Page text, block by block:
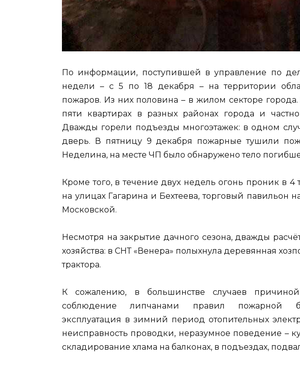
По информации, поступившей в управление по
недели – с 5 по 18 декабря – на территории
пожаров. Из них половина – в жилом секторе
пяти квартирах в разных районах города и
Дважды горели подъезды многоэтажек: в одном
дверь. В пятницу 9 декабря пожарные тушили
Неделина, на месте ЧП было обнаружено тело
Кроме того, в течение двух недель огонь проник в 4
на улицах Гагарина и Бехтеева, торговый
Московской.
Несмотря на закрытие дачного сезона, дважды
хозяйства: в СНТ «Венера» полыхнула деревянная
трактора.
К сожалению, в большинстве случаев
соблюдение липчанами правил пожарной
эксплуатация в зимний период отопительных
неисправность проводки, неразумное поведение –
складирование хлама на балконах, в подъездах,